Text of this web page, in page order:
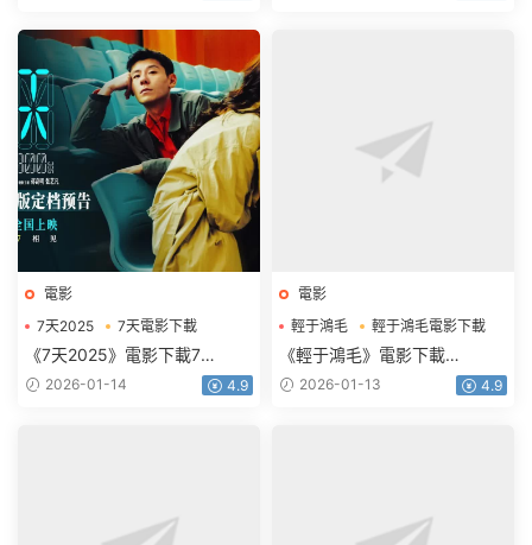
電影
7天2025
7天電影下載
《7天2025》電影下載7
天.2160p.HD國語中字
2026-01-14 4.9
電影
輕于鴻毛
輕于鴻毛電影下載
《輕于鴻毛》電影下載
2160p.HD國語中字
2026-01-13 4.9